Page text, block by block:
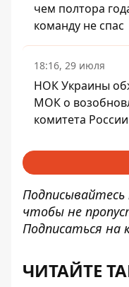
чем полтора
команду не спас
18:16, 29 июля
НОК Украины
МОК о
комитета России
чтобы не
Подписаться на
ЧИТАЙТЕ